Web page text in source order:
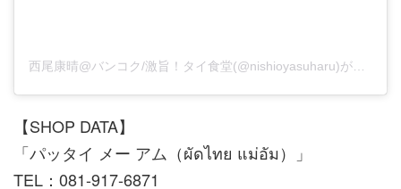
【SHOP DATA】
「パッタイ メー アム（ผัดไทย แม่อัม）」
TEL：081-917-6871